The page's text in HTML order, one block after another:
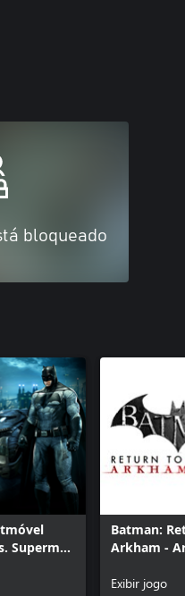
bloqueado
Superman
Batman:
Arkham -
Exibir jogo